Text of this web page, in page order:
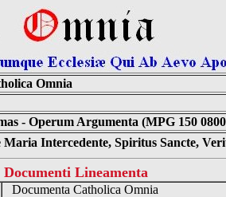
Omnia
- Operum Argumenta (MPG 150
Intercedente, Spiritus Sancte,
Documenti Lineamenta
Documenta Catholica Omnia